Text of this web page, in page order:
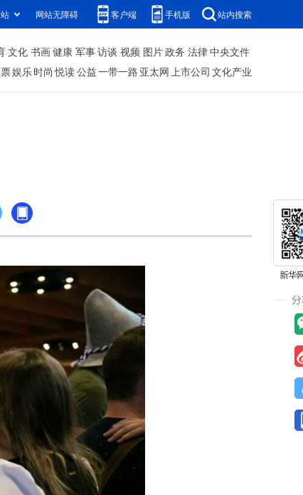
网站无障碍 客户端 手机版 站内搜索
文化 书画健康 军事访谈 视频 图片政务 法律中央文件
娱乐时尚 悦读公益一带一路 亚太网上市公司 文化产业